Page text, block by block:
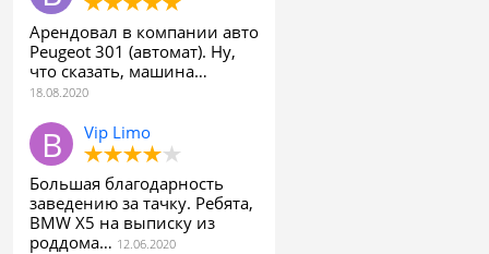
Арендовал в компании авто
Peugeot 301 (автомат). Ну,
что сказать, машина…
Vip Limo
Большая благодарность
заведению за тачку. Ребята,
BMW X5 на выписку из
роддома…